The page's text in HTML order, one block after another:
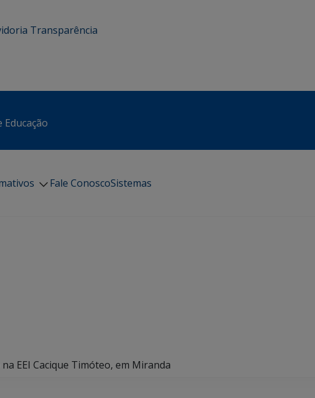
Transparência
Educação
Fale ConoscoSistemas
EEI Cacique Timóteo, em Miranda